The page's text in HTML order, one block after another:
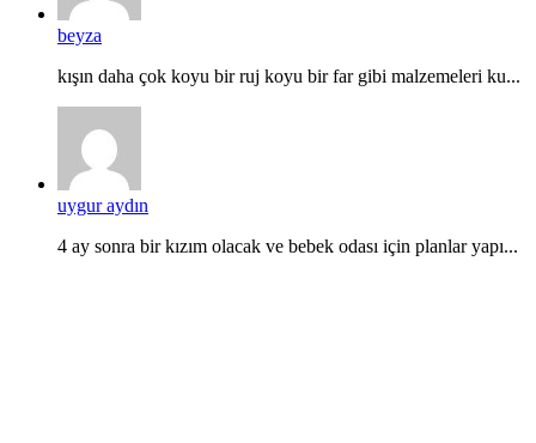
beyza
kışın daha çok koyu bir ruj koyu bir far gibi malzemeleri ku...
uygur aydın
4 ay sonra bir kızım olacak ve bebek odası için planlar yapı...